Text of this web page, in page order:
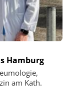
Hamburg
am Kath.